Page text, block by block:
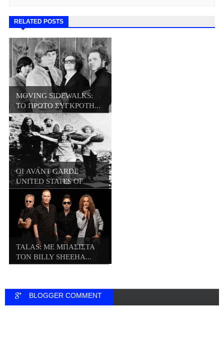
RELATED POSTS
MOVING SIDEWALKS:
ΤΟ ΠΡΩΤΟ ΣΥΓΚΡΟΤΗ...
ΟΙ AVANT GARDE
UNITED STATES OF
AME...
TALAS: ΜΕ ΜΠΑΣΙΣΤΑ
ΤΟΝ BILLY SHEEHA...
BLOGGER COMMENT